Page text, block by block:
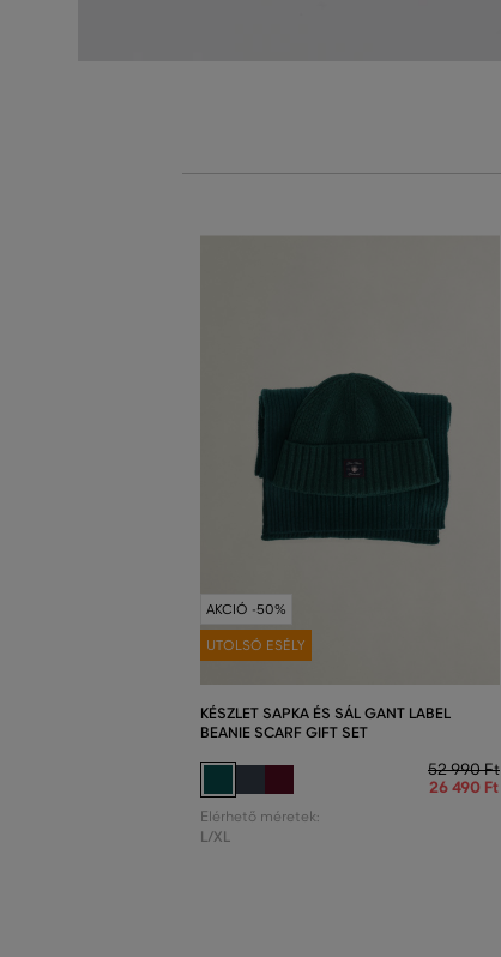
AKCIÓ -50%
UTOLSÓ ESÉLY
KÉSZLET SAPKA ÉS SÁL GANT LABEL
BEANIE SCARF GIFT SET
52 990 Ft
26 490 Ft
Elérhető méretek:
L/XL